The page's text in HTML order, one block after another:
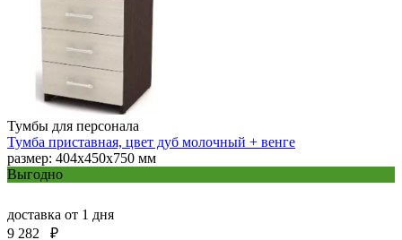
Тумбы для персонала
Тумба приставная, цвет дуб молочный + венге
размер: 404х450х750 мм
Выгодно
доставка от 1 дня
9 282
₽